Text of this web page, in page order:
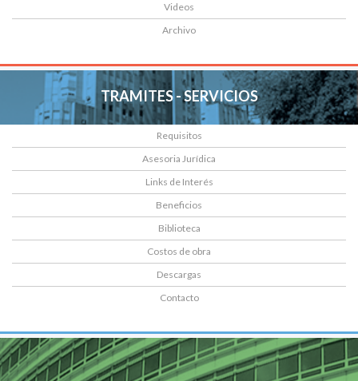
Videos
Archivo
TRAMITES - SERVICIOS
Requisitos
Asesoria Jurídica
Links de Interés
Beneficios
Biblioteca
Costos de obra
Descargas
Contacto